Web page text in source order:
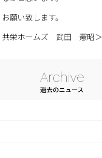
願い致します。
栄ホームズ 武田 憲昭＞
Archive
過去のニュース